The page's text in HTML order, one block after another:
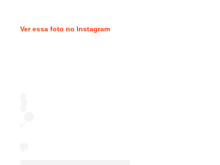
Ver essa foto no Instagram